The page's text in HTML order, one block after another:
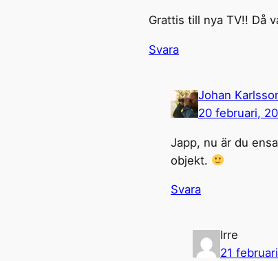
Grattis till nya TV!! Då
Svara
Johan
20 februari,
Japp, nu är du
objekt.
Svara
Irre
21